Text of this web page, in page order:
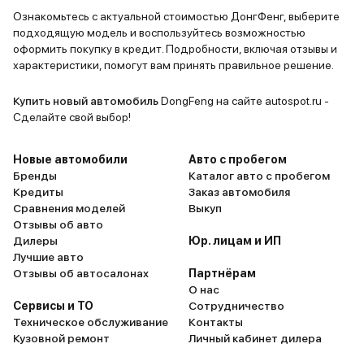
за каждый свободный сантиметр.
Не могу сказать, что от вождения
я получаю нереальные эмоции.
Езда комфортная, без изысков и
плане расхода топлива
умеренные. Хорошая
Качество сборки и материалов
среднее, бывают поскрипывания.
Не хватает автомагнитолы с
широким экраном. В целом это
большой семейный автомобиль,
который будет служить верой и
правдой. Если планируете ездить
на нем долго, как минимум,
гарантийный срок, то берите не
раздумывая. Ликвидность у него
Ознакомьтесь с актуальной стоимостью ДонгФенг, выберите
подходящую модель и воспользуйтесь возможностью
оформить покупку в кредит. Подробности, включая отзывы и
характеристики, помогут вам принять правильное решение.
Купить новый автомобильDongFeng на сайте autospot.ru -
Сделайте свой выбор!
Новые автомобили
Бренды
Кредиты
Сравнения моделей
Отзывы об авто
Дилеры
Лучшие авто
Отзывы об автосалонах
Сервисы и ТО
Техническое обслуживание
Кузовной ремонт
Авто с пробегом
Каталог авто с пробегом
Заказ автомобиля
Выкуп
Юр. лицам и ИП
Партнёрам
О нас
Сотрудничество
Контакты
Личный кабинет дилера